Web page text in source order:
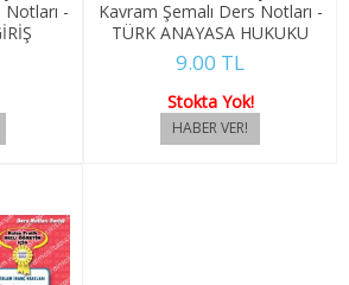
ÇEKO
ÇEKO
ÇEKO
ULUSLARARASI İLŞ
Notları -
Kavram Şemalı Ders Notları -
TÜRK ANAYASA HUKUKU
9.00 TL
Stokta Yok!